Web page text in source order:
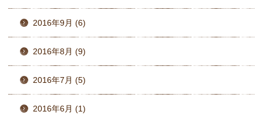
2016年9月 (6)
2016年8月 (9)
2016年7月 (5)
2016年6月 (1)